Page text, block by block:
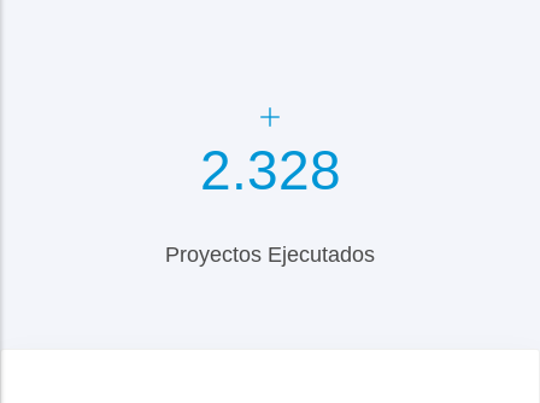
2.600
Proyectos Ejecutados